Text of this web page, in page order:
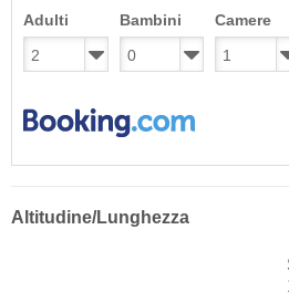
Adulti Bambini Camere
Altitudine/Lunghezza